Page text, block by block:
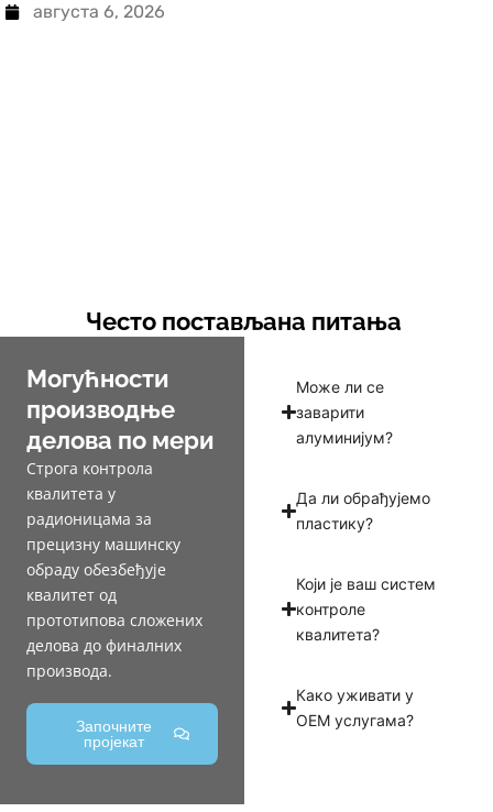
августа 6, 2026
Често постављана питања
Могућности
производње
делова по мери
Строга контрола
квалитета у
радионицама за
прецизну машинску
обраду обезбеђује
квалитет од
прототипова сложених
делова до финалних
производа.
Започните
пројекат
Може ли се
заварити
алуминијум?
Да ли обрађујемо
пластику?
Који је ваш систем
контроле
квалитета?
Како уживати у
ОЕМ услугама?